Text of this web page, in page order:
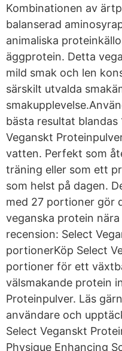
Kombinationen av
balanserad
animaliska
äggprotein. Detta
mild smak och len
särskilt utvalda
bästa resultat blandas
Veganskt
vatten. Perfekt som
träning eller som ett
som helst på dagen.
med 27 portioner gör
veganska protein
recension: Select
portionerKöp Select
portioner för ett
välsmakande protein
Proteinpulver. Läs
användare och
Select Veganskt
Physique Enhancing